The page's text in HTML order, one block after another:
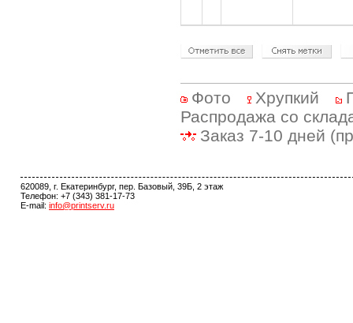
Фото Хрупкий
Распродажа со
Заказ 7-10 дней
620089, г. Екатеринбург, пер. Базовый, 39Б, 2 этаж
Телефон: +7 (343) 381-17-73
E-mail: info@printserv.ru